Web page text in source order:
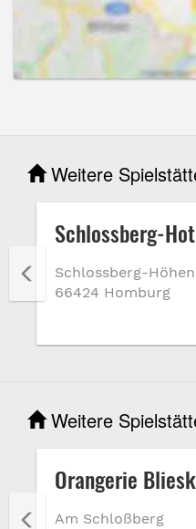
Weitere
Schlossberg-
Schlossberg-
66424 Homburg
Weitere
Orangerie
Am Schloßberg